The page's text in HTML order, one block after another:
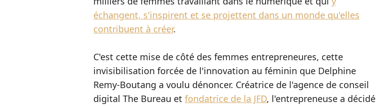
échangent, s'inspirent et se projettent dans un monde qu'elles
contribuent à créer.
C'est cette mise de côté des femmes entrepreneures, cette
invisibilisation forcée de l'innovation au féminin que Delphine
Remy-Boutang a voulu dénoncer. Créatrice de l'agence de conseil
digital The Bureau et fondatrice de la JFD, l'entrepreneuse a décidé